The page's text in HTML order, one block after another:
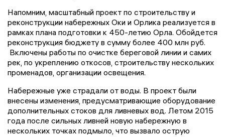
Напомним, масштабный проект по строительству и
реконструкции набережных Оки и Орлика реализуется в
рамках плана подготовки к 450-летию Орла. Обойдется
реконструкция бюджету в сумму более 400 млн руб.
Включены работы по очистке береговой линии и самих
рек, по укреплению откосов, строительству нескольких
променадов, организации освещения.
Набережные уже страдали от воды. В проект были
внесены изменения, предусматривающие оборудование
дополнительных стоков для ливневых вод. Летом 2015
года после сильных ливней новую набережную в
нескольких точках подмыло, что вызвало острую